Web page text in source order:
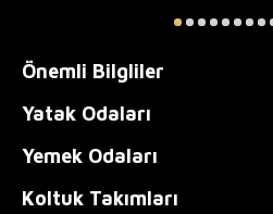
Önemli Bilgliler
Yatak Odaları
Yemek Odaları
Koltuk Takımları